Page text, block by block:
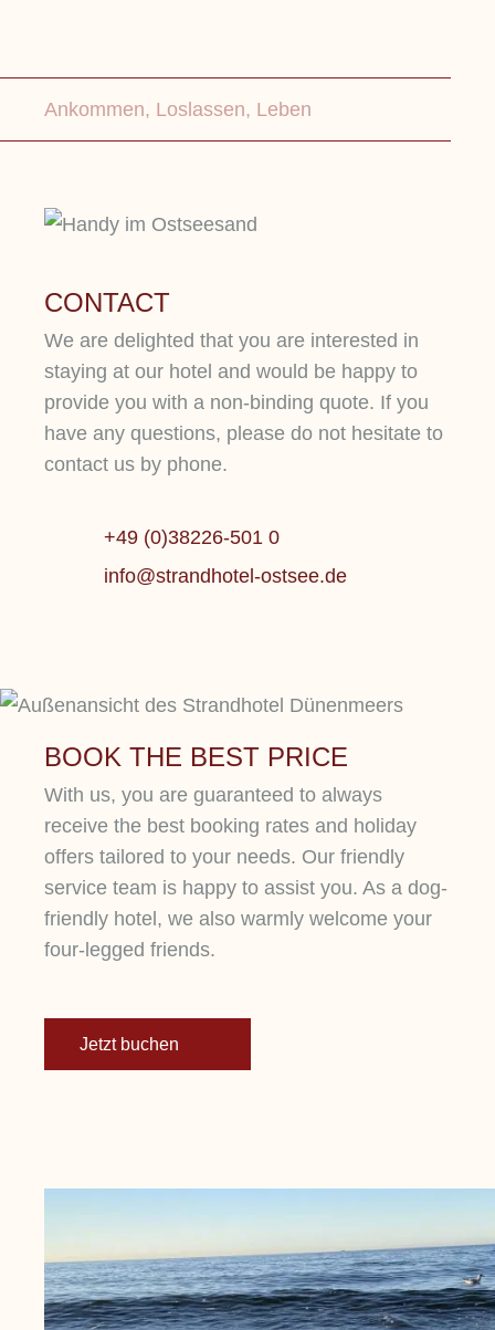
Ankommen, Loslassen, Leben
WELLNESS, GENUSS,
LUXUS.
CONTACT
We are delighted that you are interested in
staying at our hotel and would be happy to
provide you with a non-binding quote. If you
have any questions, please do not hesitate to
contact us by phone.
+49 (0)38226-501 0
info@strandhotel-ostsee.de
BOOK THE BEST PRICE
With us, you are guaranteed to always
receive the best booking rates and holiday
offers tailored to your needs. Our friendly
service team is happy to assist you. As a dog-
friendly hotel, we also warmly welcome your
four-legged friends.
Jetzt buchen